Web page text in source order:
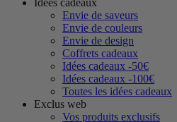
Idées cadeaux
Envie de saveurs
Envie de couleurs
Envie de design
Coffrets cadeaux
Idées cadeaux -50€
Idées cadeaux -100€
Toutes les idées cadeaux
Exclus web
Vos produits exclusifs